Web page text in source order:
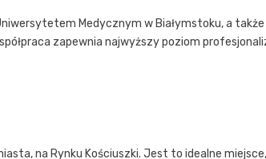
Medycznym w Białymstoku, a
zapewnia najwyższy poziom
na Rynku Kościuszki. Jest to idealne